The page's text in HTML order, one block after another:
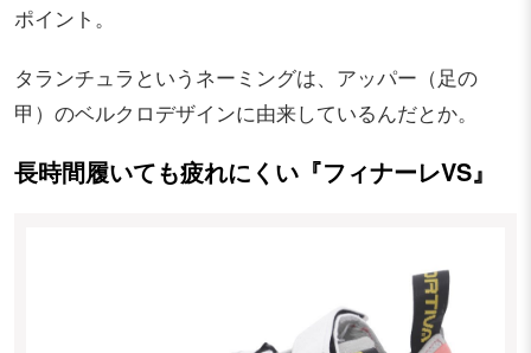
ポイント。
タランチュラというネーミングは、アッパー（足の
甲）のベルクロデザインに由来しているんだとか。
長時間履いても疲れにくい『フィナーレVS』